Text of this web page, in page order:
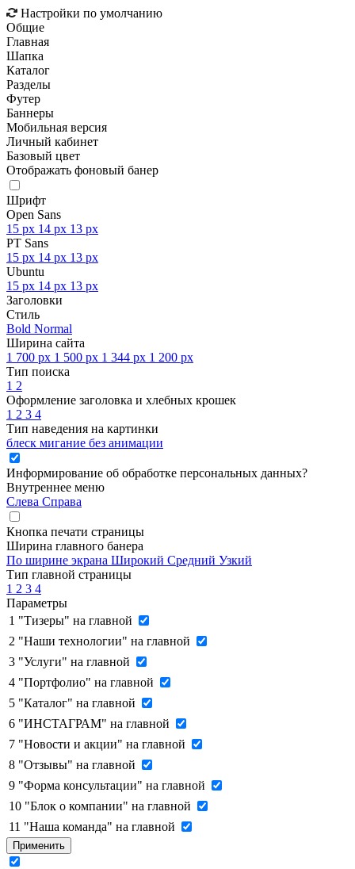
Настройки по умолчанию
Общие
Главная
Шапка
Каталог
Разделы
Футер
Баннеры
Мобильная версия
Личный кабинет
Базовый цвет
Отображать фоновый банер
Шрифт
Open Sans
15 px 14 px 13 px
PT Sans
15 px 14 px 13 px
Ubuntu
15 px 14 px 13 px
Заголовки
Стиль
Bold Normal
Ширина сайта
1 700 px 1 500 px 1 344 px 1 200 px
Тип поиска
1 2
Оформление заголовка и хлебных крошек
1 2 3 4
Тип наведения на картинки
блеск мигание без анимации
Информирование об обработке персональных данных?
Внутреннее меню
Слева Справа
Кнопка печати страницы
Ширина главного банера
По ширине экрана Широкий Средний Узкий
Тип главной страницы
1 2 3 4
Параметры
1 "Тизеры" на главной
2 "Наши технологии" на главной
3 "Услуги" на главной
4 "Портфолио" на главной
5 "Каталог" на главной
6 "ИНСТАГРАМ" на главной
7 "Новости и акции" на главной
8 "Отзывы" на главной
9 "Форма консультации" на главной
10 "Блок о компании" на главной
11 "Наша команда" на главной
Применить